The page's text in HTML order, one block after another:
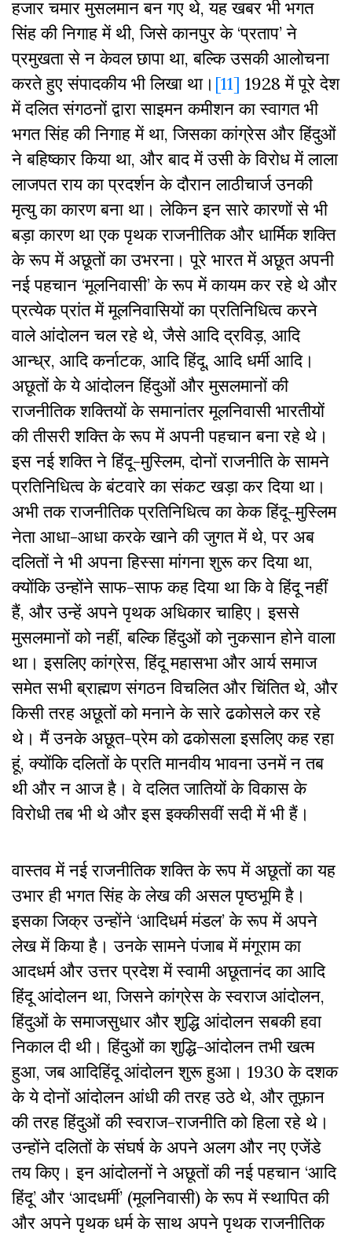
हजार चमार मुसलमान बन गए थे, यह खबर भी भगत
सिंह की निगाह में थी, जिसे कानपुर के ‘प्रताप’ ने
प्रमुखता से न केवल छापा था, बल्कि उसकी आलोचना
करते हुए संपादकीय भी लिखा था। [11] 1928 में पूरे देश
में दलित संगठनों द्वारा साइमन कमीशन का स्वागत भी
भगत सिंह की निगाह में था, जिसका कांग्रेस और हिंदुओं
ने बहिष्कार किया था, और बाद में उसी के विरोध में लाला
लाजपत राय का प्रदर्शन के दौरान लाठीचार्ज उनकी
मृत्यु का कारण बना था। लेकिन इन सारे कारणों से भी
बड़ा कारण था एक पृथक राजनीतिक और धार्मिक शक्ति
के रूप में अछूतों का उभरना। पूरे भारत में अछूत अपनी
नई पहचान ‘मूलनिवासी’ के रूप में कायम कर रहे थे और
प्रत्येक प्रांत में मूलनिवासियों का प्रतिनिधित्व करने
वाले आंदोलन चल रहे थे, जैसे आदि द्रविड़, आदि
आन्ध्र, आदि कर्नाटक, आदि हिंदू, आदि धर्मी आदि।
अछूतों के ये आंदोलन हिंदुओं और मुसलमानों की
राजनीतिक शक्तियों के समानांतर मूलनिवासी भारतीयों
की तीसरी शक्ति के रूप में अपनी पहचान बना रहे थे।
इस नई शक्ति ने हिंदू-मुस्लिम, दोनों राजनीति के सामने
प्रतिनिधित्व के बंटवारे का संकट खड़ा कर दिया था।
अभी तक राजनीतिक प्रतिनिधित्व का केक हिंदू-मुस्लिम
नेता आधा-आधा करके खाने की जुगत में थे, पर अब
दलितों ने भी अपना हिस्सा मांगना शुरू कर दिया था,
क्योंकि उन्होंने साफ-साफ कह दिया था कि वे हिंदू नहीं
हैं, और उन्हें अपने पृथक अधिकार चाहिए। इससे
मुसलमानों को नहीं, बल्कि हिंदुओं को नुकसान होने वाला
था। इसलिए कांग्रेस, हिंदू महासभा और आर्य समाज
समेत सभी ब्राह्मण संगठन विचलित और चिंतित थे, और
किसी तरह अछूतों को मनाने के सारे ढकोसले कर रहे
थे। मैं उनके अछूत-प्रेम को ढकोसला इसलिए कह रहा
हूं, क्योंकि दलितों के प्रति मानवीय भावना उनमें न तब
थी और न आज है। वे दलित जातियों के विकास के
विरोधी तब भी थे और इस इक्कीसवीं सदी में भी हैं।
वास्तव में नई राजनीतिक शक्ति के रूप में अछूतों का यह
उभार ही भगत सिंह के लेख की असल पृष्ठभूमि है।
इसका जिक्र उन्होंने ‘आदिधर्म मंडल’ के रूप में अपने
लेख में किया है। उनके सामने पंजाब में मंगूराम का
आदधर्म और उत्तर प्रदेश में स्वामी अछूतानंद का आदि
हिंदू आंदोलन था, जिसने कांग्रेस के स्वराज आंदोलन,
हिंदुओं के समाजसुधार और शुद्धि आंदोलन सबकी हवा
निकाल दी थी। हिंदुओं का शुद्धि-आंदोलन तभी खत्म
हुआ, जब आदिहिंदू आंदोलन शुरू हुआ। 1930 के दशक
के ये दोनों आंदोलन आंधी की तरह उठे थे, और तूफ़ान
की तरह हिंदुओं की स्वराज-राजनीति को हिला रहे थे।
उन्होंने दलितों के संघर्ष के अपने अलग और नए एजेंडे
तय किए। इन आंदोलनों ने अछूतों की नई पहचान ‘आदि
हिंदू’ और ‘आदधर्मी’ (मूलनिवासी) के रूप में स्थापित की
और अपने पृथक धर्म के साथ अपने पृथक राजनीतिक